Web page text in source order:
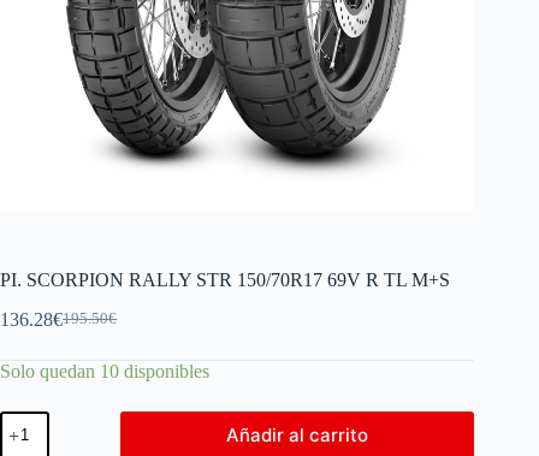
PI. SCORPION RALLY STR 150/70R17 69V R TL M+S
195.50€
136.28€
Solo quedan 10 disponibles
Añadir al carrito